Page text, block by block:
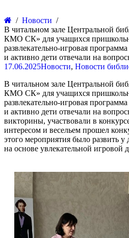
Новости
В читальном зале Центральной
КМО СК» для учащихся
развлекательно-игровая
и активно дети отвечали на
17.06.2025Новости, Новости
В читальном зале Центральной
КМО СК» для учащихся
развлекательно-игровая
и активно дети отвечали на
викторины, участвовали в
интересом и весельем прошел
этого мероприятия было развить
на основе увлекательной игровой